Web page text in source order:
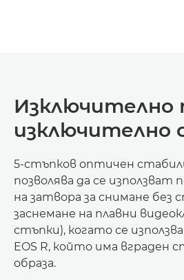
Изключително
изключително
5-стъпков оптичен
позволява да се използват
на затвора за снимане без
заснемане на плавни
стъпки), когато се
EOS R, който има вграден
образа.